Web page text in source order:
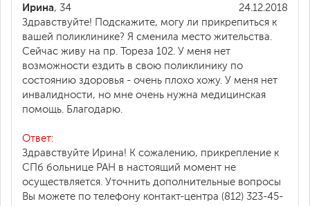
24.12.2018
Ирина, 34
Здравствуйте! Подскажите, могу ли прикрепиться к
вашей поликлинике? Я сменила место жительства.
Сейчас живу на пр. Тореза 102. У меня нет
возможности ездить в свою поликлинику по
состоянию здоровья - очень плохо хожу. У меня нет
инвалидности, но мне очень нужна медицинская
помощь. Благодарю.
Ответ:
Здравствуйте Ирина! К сожалению, прикрепление к
СПб больнице РАН в настоящий момент не
осуществляется. Уточнить дополнительные вопросы
Вы можете по телефону контакт-центра (812) 323-45-